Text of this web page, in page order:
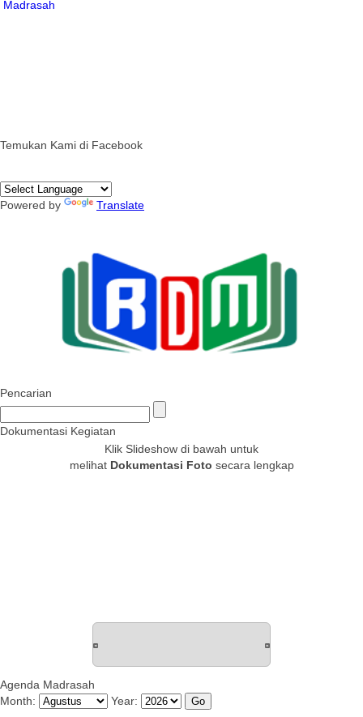
Temukan Kami di Facebook
Powered by Translate
Pencarian
Dokumentasi Kegiatan
Klik Slideshow di bawah untuk
melihat Dokumentasi Foto secara lengkap
Agenda Madrasah
Month:
Year: